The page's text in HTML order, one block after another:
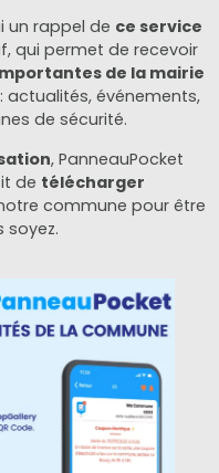
un rappel de ce service
qui permet de recevoir
de la mairie
événements,
de sécurité.
, PanneauPocket
de télécharger
commune pour être
soyez.